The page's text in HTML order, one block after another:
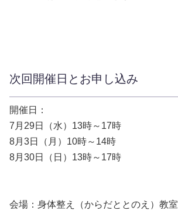
次回開催日とお申し込み
開催日：
7月29日（水）13時～17時
8月3日（月）10時～14時
8月30日（日）13時～17時
会場：身体整え（からだととのえ）教室